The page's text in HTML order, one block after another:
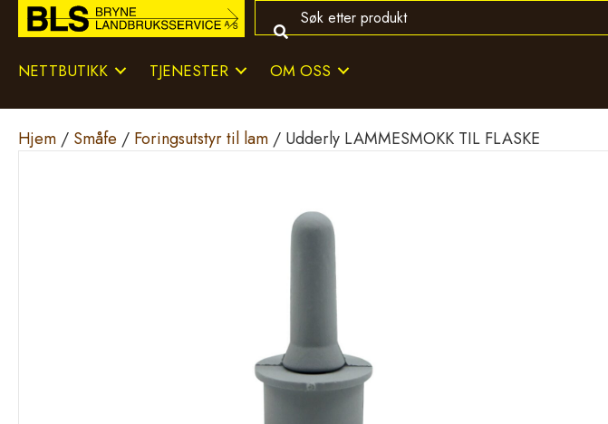
NETTBUTIKK TJENESTER OM OSS
Hjem / Småfe / Foringsutstyr til lam / Udderly LAMMESMOKK TIL FLASKE